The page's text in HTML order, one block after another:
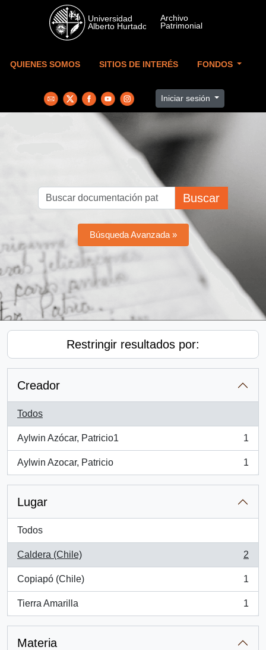
Skip to main content
QUIENES SOMOS SITIOS DE INTERÉS FONDOS
Iniciar sesión
Buscar
Búsqueda Avanzada »
Restringir resultados por:
Creador
Todos
Aylwin Azócar, Patricio1
, 1 resultados
1
Aylwin Azocar, Patricio
, 1 resultados
1
Lugar
Todos
Caldera (Chile)
, 2 resultados
2
Copiapó (Chile)
, 1 resultados
1
Tierra Amarilla
, 1 resultados
1
Materia